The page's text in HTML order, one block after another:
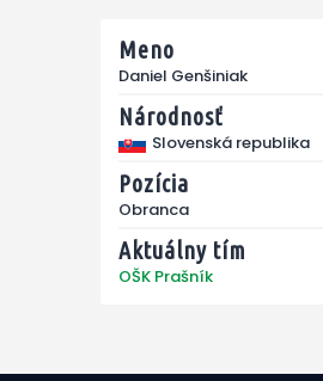
Meno
Daniel Genšiniak
Národnosť
Slovenská republika
Pozícia
Obranca
Aktuálny tím
OŠK Prašník